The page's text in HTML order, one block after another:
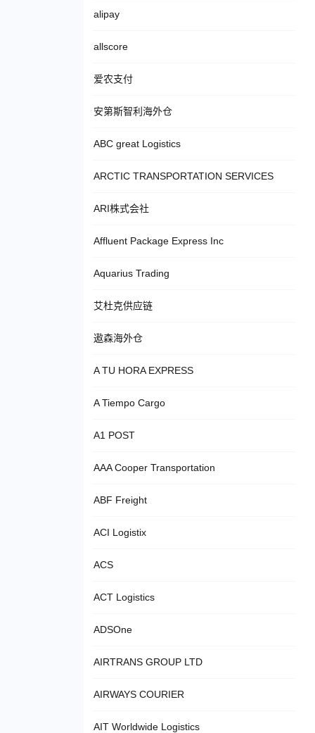
alipay
allscore
爱农支付
安第斯智利海外仓
ABC great Logistics
ARCTIC TRANSPORTATION SERVICES
ARI株式会社
Affluent Package Express Inc
Aquarius Trading
艾杜克供应链
遨森海外仓
A TU HORA EXPRESS
A Tiempo Cargo
A1 POST
AAA Cooper Transportation
ABF Freight
ACI Logistix
ACS
ACT Logistics
ADSOne
AIRTRANS GROUP LTD
AIRWAYS COURIER
AIT Worldwide Logistics